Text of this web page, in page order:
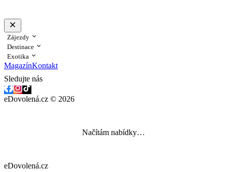
Zájezdy
Destinace
Exotika
MagazínKontakt
Sledujte nás
eDovolená.cz © 2026
Načítám nabídky…
eDovolená.cz